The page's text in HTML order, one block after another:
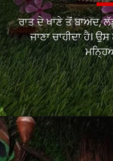
ਰਾਤ ਦੇ ਖਾਣੇ ਤੋਂ ਬਾਅਦ,
ਜਾਣਾ ਚਾਹੀਦਾ ਹੈ।